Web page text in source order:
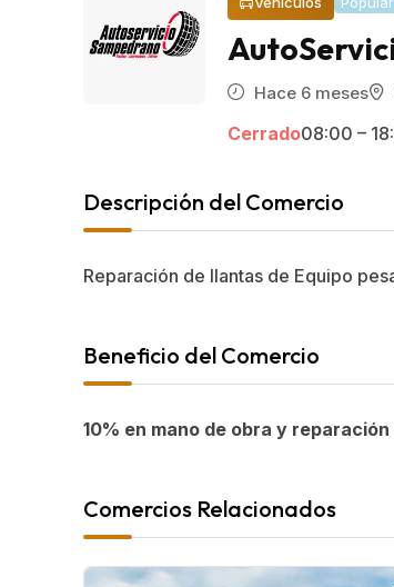
Hace 6 meses
Cerrado08:00 –
Descripción del Comercio
Reparación de llantas de Equipo
Beneficio del Comercio
10% en mano de obra y
Comercios Relacionados